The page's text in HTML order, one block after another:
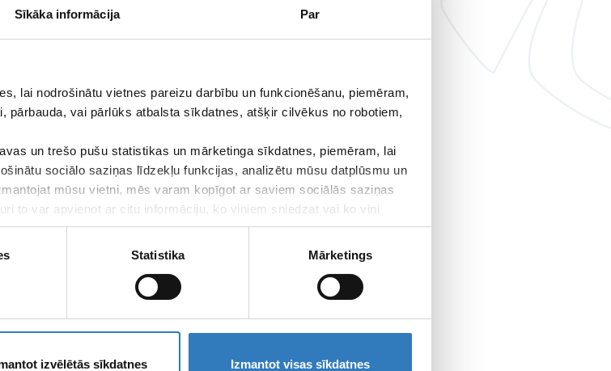
Sīkāka informācija Par
lai nodrošinātu vietnes pareizu darbību un funkcionēšanu, piemēram,
pārbauda, vai pārlūks atbalsta sīkdatnes, atšķir cilvēkus no robotiem,
un trešo pušu statistikas un mārketinga sīkdatnes, piemēram, lai
sociālo saziņas līdzekļu funkcijas, analizētu mūsu datplūsmu un
mūsu vietni, mēs varam kopīgot ar saviem sociālās saziņas
to var apvienot ar citu informāciju, ko viņiem sniedzat vai ko viņi
Statistika Mārketings
izvēlētās sīkdatnes Izmantot visas sīkdatnes
komercdarbībā”, ko finansē Atveseļošanas fonds
bija uzlabot uzņēmuma datu pārvaldību un drošību,
ir iegādājies un uzstādījis serveri ar
un efektīvāku informācijas apriti uzņēmumā.
2. komponentes “Digitālā transformācija” 2.2.
2.2.1.r. “Uzņēmējdarbības digitālās transformācijas
digitalizācijai komercdarbībā” ietvaros.